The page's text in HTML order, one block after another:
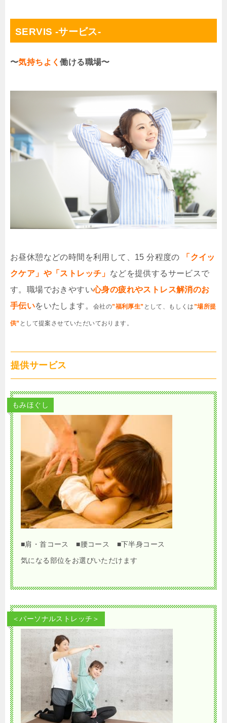
SERVIS -サービス-
〜気持ちよく働ける職場〜
お昼休憩などの時間を利用して、15 分程度の
「クイッ
クケア」や「ストレッチ」 などを提供するサービスで
す。職場でおきやすい心身の疲れやストレス解消のお
手伝いをいたします。会社の”福利厚生” として、もしくは”場所提
供” として提案させていただいております。
提供サービス
もみほぐし
■肩・首コース ■腰コース ■下半身コース
気になる部位をお選びいただけます
＜パーソナルストレッチ＞